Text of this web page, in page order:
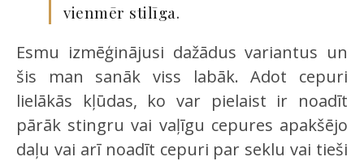
vienmēr stilīga.
Esmu izmēģinājusi dažādus variantus un
šis man sanāk viss labāk. Adot cepuri
lielākās kļūdas, ko var pielaist ir noadīt
pārāk stingru vai vaļīgu cepures apakšējo
daļu vai arī noadīt cepuri par seklu vai tieši